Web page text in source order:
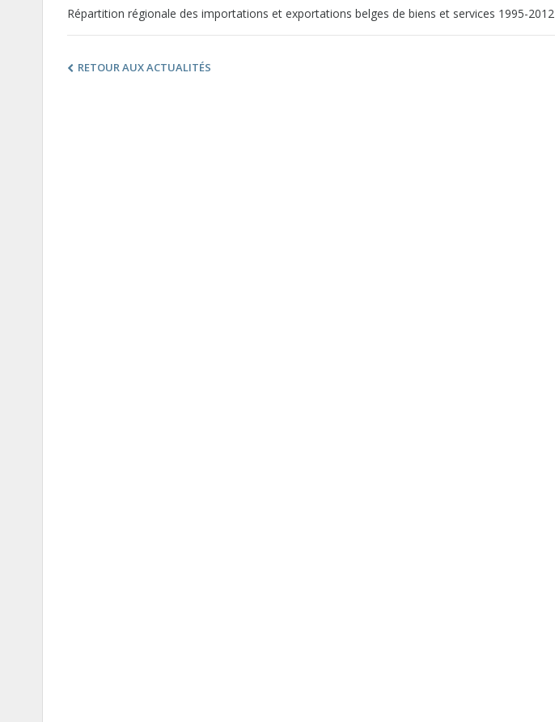
Répartition régionale des importations et exportations belges de biens et services 1995-
RETOUR AUX ACTUALITÉS